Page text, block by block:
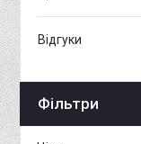
Відгуки
Фільтри